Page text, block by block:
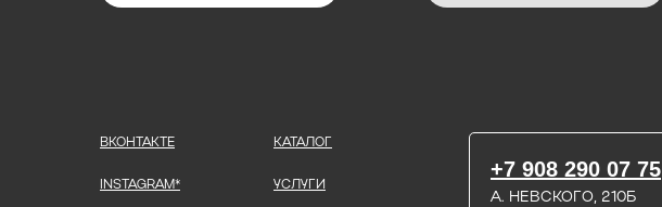
INSTAGRAM*
ВКОНТАКТЕ
А. НЕВСКОГО, 210Б
УСЛУГИ
+7 908 290 07 75
КАТАЛОГ